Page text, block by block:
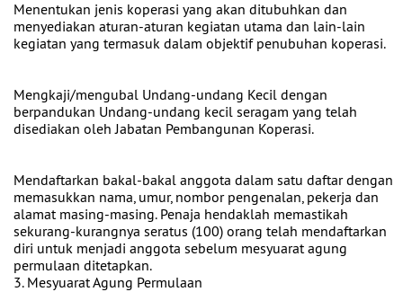
Menentukan jenis koperasi yang akan ditubuhkan dan
menyediakan aturan-aturan kegiatan utama dan lain-lain
kegiatan yang termasuk dalam objektif penubuhan koperasi.
Mengkaji/mengubal Undang-undang Kecil dengan
berpandukan Undang-undang kecil seragam yang telah
disediakan oleh Jabatan Pembangunan Koperasi.
Mendaftarkan bakal-bakal anggota dalam satu daftar dengan
memasukkan nama, umur, nombor pengenalan, pekerja dan
alamat masing-masing. Penaja hendaklah memastikah
sekurang-kurangnya seratus (100) orang telah mendaftarkan
diri untuk menjadi anggota sebelum mesyuarat agung
permulaan ditetapkan.
3. Mesyuarat Agung Permulaan